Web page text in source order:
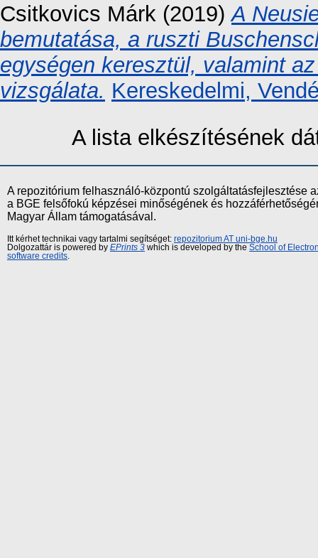
Csitkovics Márk (2019)A
bemutatása, a ruszti
egységen keresztül, valamint
vizsgálata. Kereskedelmi,
A lista elkészítésének
A repozitórium felhasználó-központú szolgáltatásfejlesztése
a BGE felsőfokú képzései minőségének és
Magyar Állam támogatásával.
Itt kérhet technikai vagy tartalmi segítséget: repozitorium AT uni-bge.hu
Dolgozattár is powered by EPrints 3 which is developed by the School of
software credits